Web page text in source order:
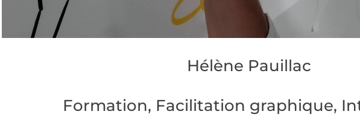
Hélène Pauillac
Formation, Facilitation graphique,